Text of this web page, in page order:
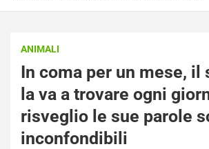
ANIMALI
In coma per un mese, il
la va a trovare ogni
risveglio le sue parole
inconfondibili